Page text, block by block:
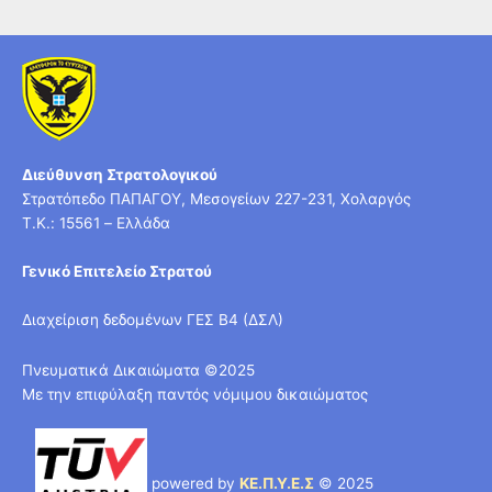
Διεύθυνση Στρατολογικού
Στρατόπεδο ΠΑΠΑΓΟΥ, Μεσογείων 227-231, Χολαργός
T.K.: 15561 – Ελλάδα
Γενικό Επιτελείο Στρατού
Διαχείριση δεδομένων ΓΕΣ Β4 (ΔΣΛ)
Πνευματικά Δικαιώματα ©2025
Με την επιφύλαξη παντός νόμιμου δικαιώματος
powered by ΚΕ.Π.Υ.Ε.Σ © 2025